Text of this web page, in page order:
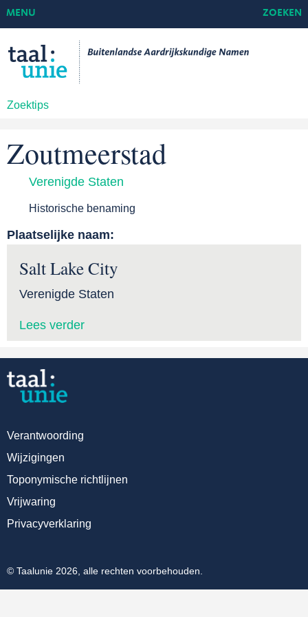
Zoektips
MENU ZOEKEN
Zoutmeerstad
Verenigde Staten
Historische benaming
Plaatselijke naam:
Salt Lake City
Verenigde Staten
Lees verder
Verantwoording
Wijzigingen
Toponymische richtlijnen
Vrijwaring
Privacyverklaring
© Taalunie 2026, alle rechten voorbehouden.